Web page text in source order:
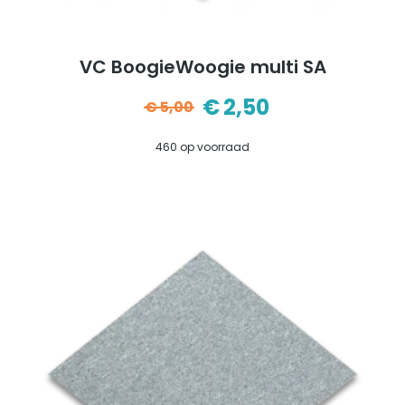
VC BoogieWoogie multi SA
€5,00
Oorspronkelijke
prijs
€2,50
Huidige
prijs
460 op voorraad